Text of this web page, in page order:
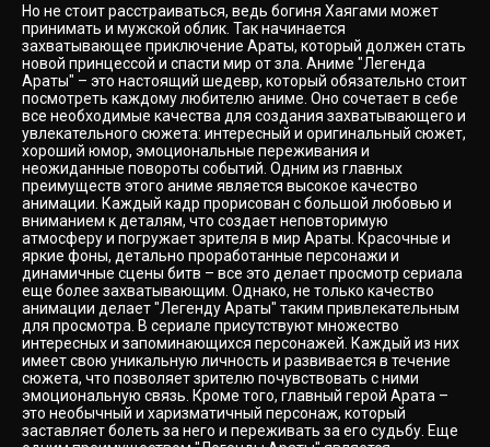
Но не стоит расстраиваться, ведь богиня Хаягами может
принимать и мужской облик. Так начинается
захватывающее приключение Араты, который должен стать
новой принцессой и спасти мир от зла. Аниме "Легенда
Араты" – это настоящий шедевр, который обязательно стоит
посмотреть каждому любителю аниме. Оно сочетает в себе
все необходимые качества для создания захватывающего и
увлекательного сюжета: интересный и оригинальный сюжет,
хороший юмор, эмоциональные переживания и
неожиданные повороты событий. Одним из главных
преимуществ этого аниме является высокое качество
анимации. Каждый кадр прорисован с большой любовью и
вниманием к деталям, что создает неповторимую
атмосферу и погружает зрителя в мир Араты. Красочные и
яркие фоны, детально проработанные персонажи и
динамичные сцены битв – все это делает просмотр сериала
еще более захватывающим. Однако, не только качество
анимации делает "Легенду Араты" таким привлекательным
для просмотра. В сериале присутствуют множество
интересных и запоминающихся персонажей. Каждый из них
имеет свою уникальную личность и развивается в течение
сюжета, что позволяет зрителю почувствовать с ними
эмоциональную связь. Кроме того, главный герой Арата –
это необычный и харизматичный персонаж, который
заставляет болеть за него и переживать за его судьбу. Еще